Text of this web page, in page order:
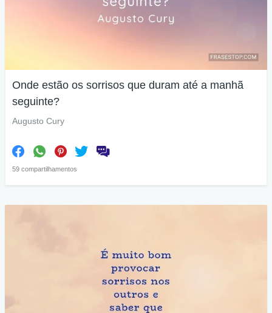
Onde estão os sorrisos que duram até a manhã
seguinte?
Augusto Cury
59 compartilhamentos